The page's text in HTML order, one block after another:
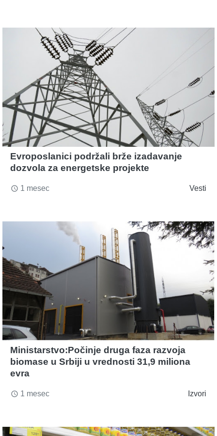
Evroposlanici podržali brže izadavanje
dozvola za energetske projekte
access_time 1 mesec Vesti
Ministarstvo:Počinje druga faza razvoja
biomase u Srbiji u vrednosti 31,9 miliona
evra
access_time 1 mesec Izvori